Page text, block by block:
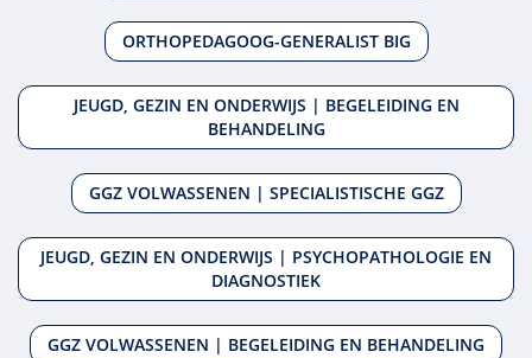
ORTHOPEDAGOOG-GENERALIST BIG
JEUGD, GEZIN EN ONDERWIJS | BEGELEIDING EN
BEHANDELING
GGZ VOLWASSENEN | SPECIALISTISCHE GGZ
JEUGD, GEZIN EN ONDERWIJS | PSYCHOPATHOLOGIE EN
DIAGNOSTIEK
GGZ VOLWASSENEN | BEGELEIDING EN BEHANDELING